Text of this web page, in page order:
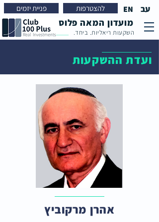
עב EN להצטרפות פניית יזמים
מועדון המאה פלוס
השקעות ריאליות. ביחד.
ועדת ההשקעות
אהרן מרקוביץ